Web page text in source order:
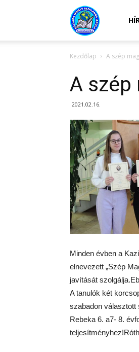
Pollack
Általános
Iskola
Kezdőlap A szép
A
2021.02.16.
Minden évben a
elnevezett „Szép
javítását
A tanulók két
szabadon választott
Rebeka 6. a7- 8.